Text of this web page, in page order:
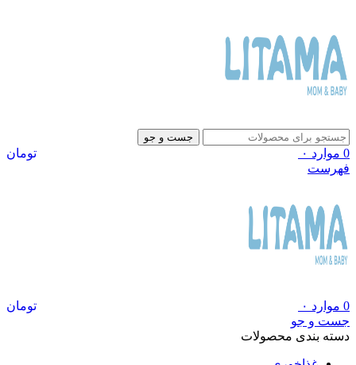
جست و جو
0 موارد ۰
تومان
فهرست
0 موارد ۰
تومان
جست و جو
دسته بندی محصولات